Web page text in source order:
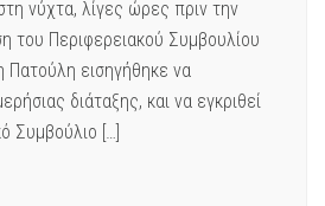
νύχτα, λίγες ώρες πριν την
του Περιφερειακού Συμβουλίου
Πατούλη εισηγήθηκε να
διάταξης, και να εγκριθεί
Συμβούλιο […]